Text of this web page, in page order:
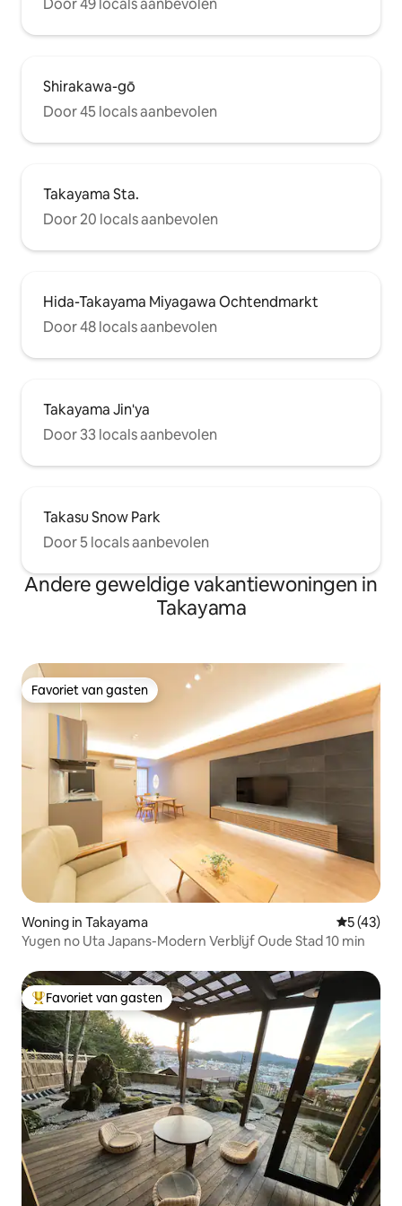
Door 49 locals aanbevolen
Shirakawa-gō
Door 45 locals aanbevolen
Takayama Sta.
Door 20 locals aanbevolen
Hida-Takayama Miyagawa Ochtendmarkt
Door 48 locals aanbevolen
Takayama Jin'ya
Door 33 locals aanbevolen
Takasu Snow Park
Door 5 locals aanbevolen
Andere geweldige vakantiewoningen in
Takayama
Favoriet van gasten
Favoriet van gasten
Woning in Takayama
5 (43)
Yugen no Uta Japans-Modern Verblijf Oude Stad 10 min
Topfavoriet van gasten
Favoriet van gasten